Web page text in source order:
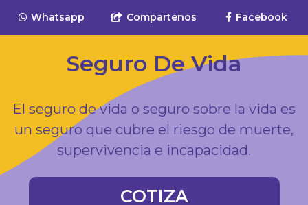
Whatsapp Compartenos Facebook
Seguro De Vida
El seguro de vida o seguro sobre la vida es
un seguro que cubre el riesgo de muerte,
supervivencia e incapacidad.
COTIZA